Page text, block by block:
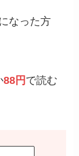
なった方
88円 で読む